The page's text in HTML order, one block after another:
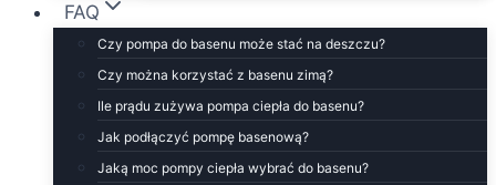
FAQ
Czy pompa do basenu może stać na deszczu?
Czy można korzystać z basenu zimą?
Ile prądu zużywa pompa ciepła do basenu?
Jak podłączyć pompę basenową?
Jaką moc pompy ciepła wybrać do basenu?